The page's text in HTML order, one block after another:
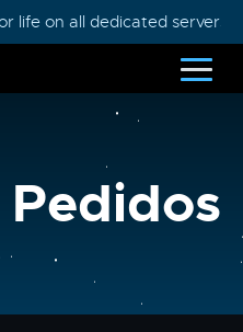
life on all dedicated servers